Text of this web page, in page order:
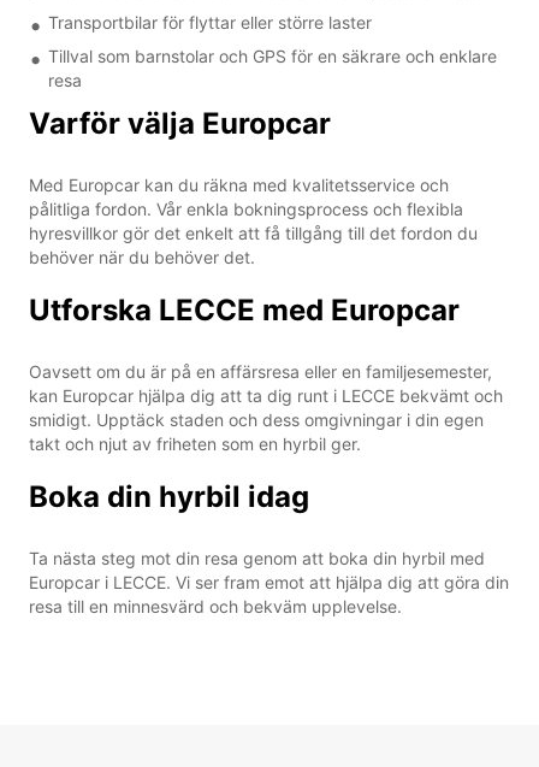
Transportbilar för flyttar eller större laster
Tillval som barnstolar och GPS för en säkrare och enklare
resa
Varför välja Europcar
Med Europcar kan du räkna med kvalitetsservice och
pålitliga fordon. Vår enkla bokningsprocess och flexibla
hyresvillkor gör det enkelt att få tillgång till det fordon du
behöver när du behöver det.
Utforska LECCE med Europcar
Oavsett om du är på en affärsresa eller en familjesemester,
kan Europcar hjälpa dig att ta dig runt i LECCE bekvämt och
smidigt. Upptäck staden och dess omgivningar i din egen
takt och njut av friheten som en hyrbil ger.
Boka din hyrbil idag
Ta nästa steg mot din resa genom att boka din hyrbil med
Europcar i LECCE. Vi ser fram emot att hjälpa dig att göra din
resa till en minnesvärd och bekväm upplevelse.